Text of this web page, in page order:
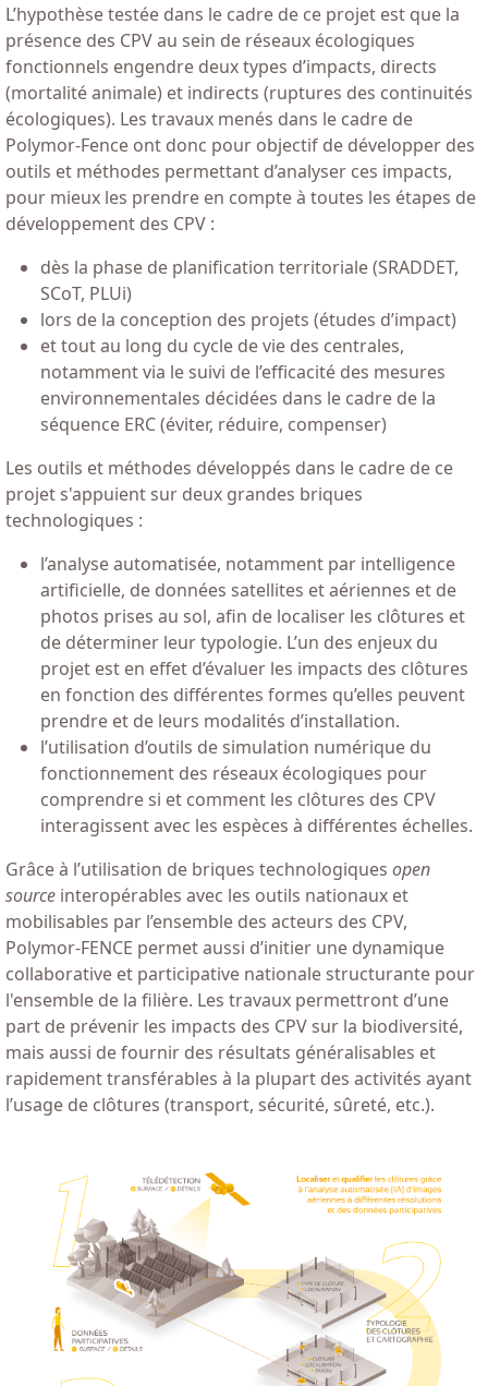
L’hypothèse testée dans le cadre de ce projet est que la
présence des CPV au sein de réseaux écologiques
fonctionnels engendre deux types d’impacts, directs
(mortalité animale) et indirects (ruptures des continuités
écologiques). Les travaux menés dans le cadre de
Polymor-Fence ont donc pour objectif de développer des
outils et méthodes permettant d’analyser ces impacts,
pour mieux les prendre en compte à toutes les étapes de
développement des CPV :
dès la phase de planification territoriale (SRADDET,
SCoT, PLUi)
lors de la conception des projets (études d’impact)
et tout au long du cycle de vie des centrales,
notamment via le suivi de l’efficacité des mesures
environnementales décidées dans le cadre de la
séquence ERC (éviter, réduire, compenser)
Les outils et méthodes développés dans le cadre de ce
projet s'appuient sur deux grandes briques
technologiques :
l’analyse automatisée, notamment par intelligence
artificielle, de données satellites et aériennes et de
photos prises au sol, afin de localiser les clôtures et
de déterminer leur typologie. L’un des enjeux du
projet est en effet d’évaluer les impacts des clôtures
en fonction des différentes formes qu’elles peuvent
prendre et de leurs modalités d’installation.
l’utilisation d’outils de simulation numérique du
fonctionnement des réseaux écologiques pour
comprendre si et comment les clôtures des CPV
interagissent avec les espèces à différentes échelles.
Grâce à l’utilisation de briques technologiques open
source interopérables avec les outils nationaux et
mobilisables par l’ensemble des acteurs des CPV,
Polymor-FENCE permet aussi d’initier une dynamique
collaborative et participative nationale structurante pour
l'ensemble de la filière. Les travaux permettront d’une
part de prévenir les impacts des CPV sur la biodiversité,
mais aussi de fournir des résultats généralisables et
rapidement transférables à la plupart des activités ayant
l’usage de clôtures (transport, sécurité, sûreté, etc.).